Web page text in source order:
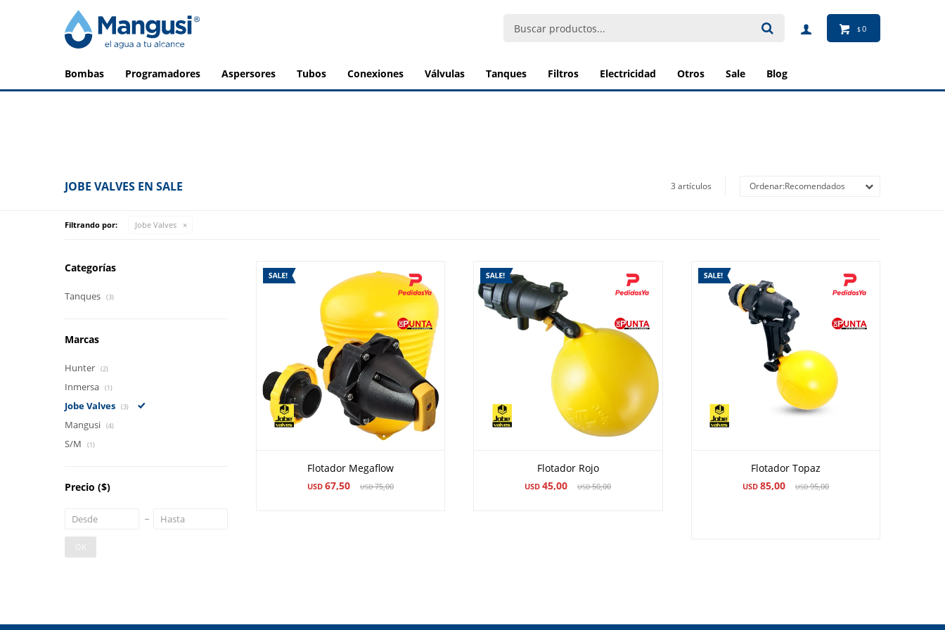
bombas programadores aspersores tubos conexiones válvulas tanques filtros electricidad otros sale blog
$0
JOBE VALVES EN SALE 3 artículos Recomendados
Filtrando por: Jobe Valves
Flotador Megaflow
USD 67,50 USD75,00
Flotador Rojo
USD 45,00 USD50,00
Flotador Topaz
USD 85,00 USD95,00
Categorías
Tanques (3)
Marcas
Hunter (2)
Inmersa (1)
Jobe Valves (3)
Mangusi (4)
S/M (1)
Precio ($)
OK